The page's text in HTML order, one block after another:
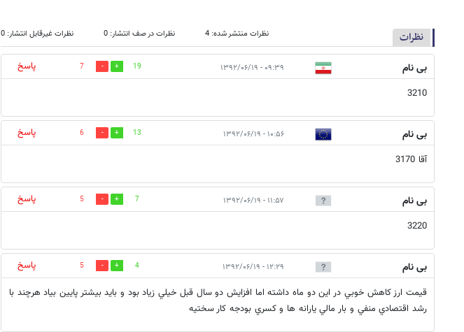
نظرات نظرات منتشر شده: 4 نظرات در صف انتشار: 0 نظرات غیرقابل انتشار: 0
بی نام ۰۹:۳۹ - ۱۳۹۲/۰۶/۱۹ 19
7
پاسخ
3210
بی نام ۱۰:۵۶ - ۱۳۹۲/۰۶/۱۹ 13
6
پاسخ
آقا 3170
بی نام ۱۱:۵۷ - ۱۳۹۲/۰۶/۱۹ 7
5
پاسخ
3220
بی نام ۱۲:۲۹ - ۱۳۹۲/۰۶/۱۹ 4
5
پاسخ
قيمت ارز كاهش خوبي در اين دو ماه داشته اما افزايش دو سال قبل خيلي زياد بود و بايد بيشتر پايين بياد هرچند با
رشد اقتصادي منفي و بار مالي يارانه ها و كسري بودجه كار سختيه